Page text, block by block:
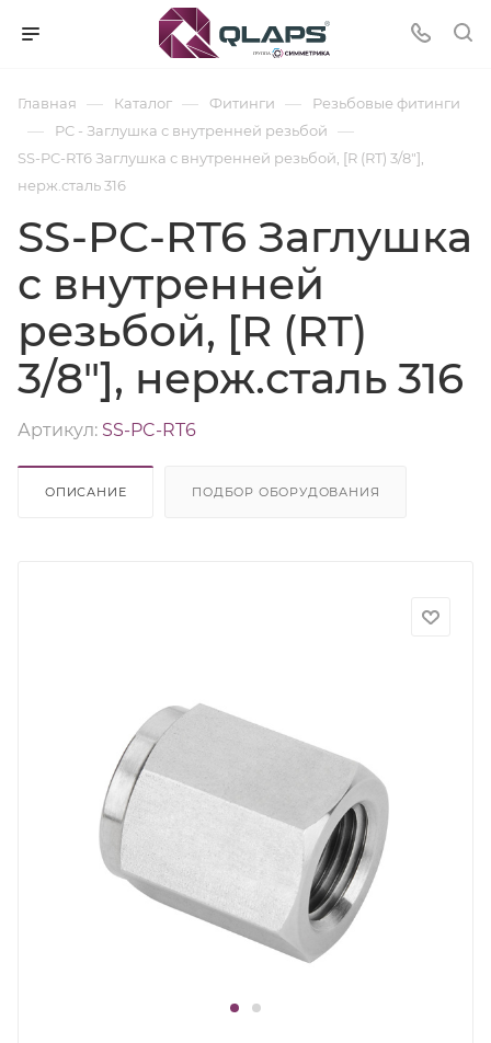
Главная — Каталог — Фитинги — Резьбовые фитинги
— PC - Заглушка с внутренней резьбой —
SS-PC-RT6 Заглушка с внутренней резьбой, [R (RT) 3/8"],
нерж.сталь 316
SS-PC-RT6 Заглушка
с внутренней
резьбой, [R (RT)
3/8"], нерж.сталь 316
Артикул: SS-PC-RT6
ОПИСАНИЕ ПОДБОР ОБОРУДОВАНИЯ